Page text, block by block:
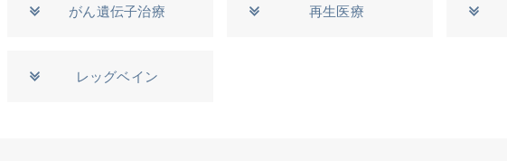
がん遺伝子治療 再生医療
レッグベイン